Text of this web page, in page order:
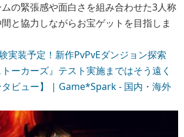
の緊張感や面白さを組み合わせた3人称
と協力しながらお宝ゲットを目指しま
実装予定！新作PvPvEダンジョン探索
トーカーズ』テスト実施まではそう遠く
ビュー】 | Game*Spark - 国内・海外